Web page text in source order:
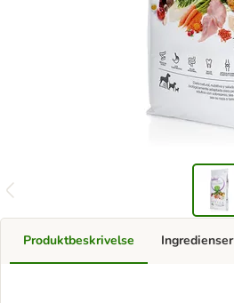
Produktbeskrivelse Ingredienser